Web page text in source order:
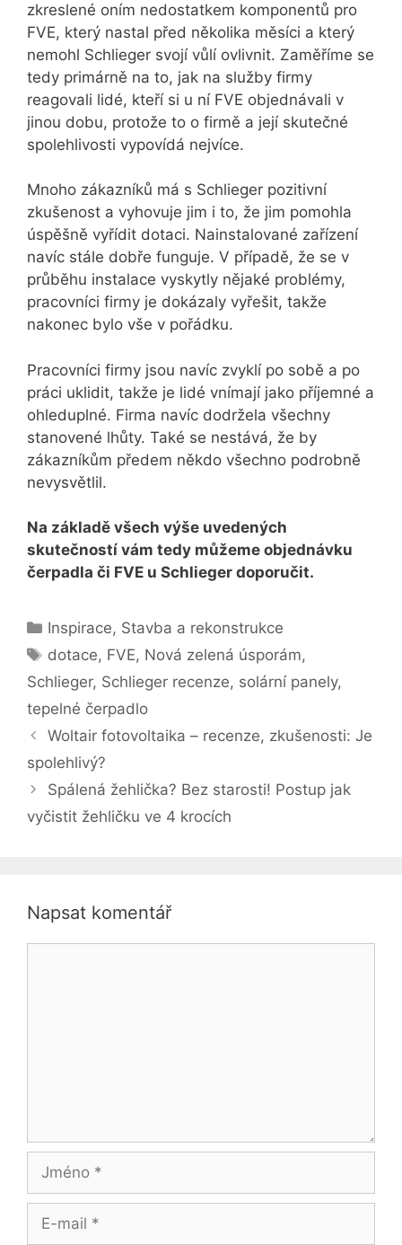
zkreslené oním nedostatkem komponentů pro
FVE, který nastal před několika měsíci a který
nemohl Schlieger svojí vůlí ovlivnit. Zaměříme se
tedy primárně na to, jak na služby firmy
reagovali lidé, kteří si u ní FVE objednávali v
jinou dobu, protože to o firmě a její skutečné
spolehlivosti vypovídá nejvíce.
Mnoho zákazníků má s Schlieger pozitivní
zkušenost a vyhovuje jim i to, že jim pomohla
úspěšně vyřídit dotaci. Nainstalované zařízení
navíc stále dobře funguje. V případě, že se v
průběhu instalace vyskytly nějaké problémy,
pracovníci firmy je dokázaly vyřešit, takže
nakonec bylo vše v pořádku.
Pracovníci firmy jsou navíc zvyklí po sobě a po
práci uklidit, takže je lidé vnímají jako příjemné a
ohleduplné. Firma navíc dodržela všechny
stanovené lhůty. Také se nestává, že by
zákazníkům předem někdo všechno podrobně
nevysvětlil.
Na základě všech výše uvedených
skutečností vám tedy můžeme objednávku
čerpadla či FVE u Schlieger doporučit.
Rubriky
Inspirace, Stavba a rekonstrukce
Štítky
dotace, FVE, Nová zelená úsporám,
Schlieger, Schlieger recenze, solární panely,
tepelné čerpadlo
Woltair fotovoltaika – recenze, zkušenosti: Je
spolehlivý?
Spálená žehlička? Bez starosti! Postup jak
vyčistit žehličku ve 4 krocích
Napsat komentář
Jméno